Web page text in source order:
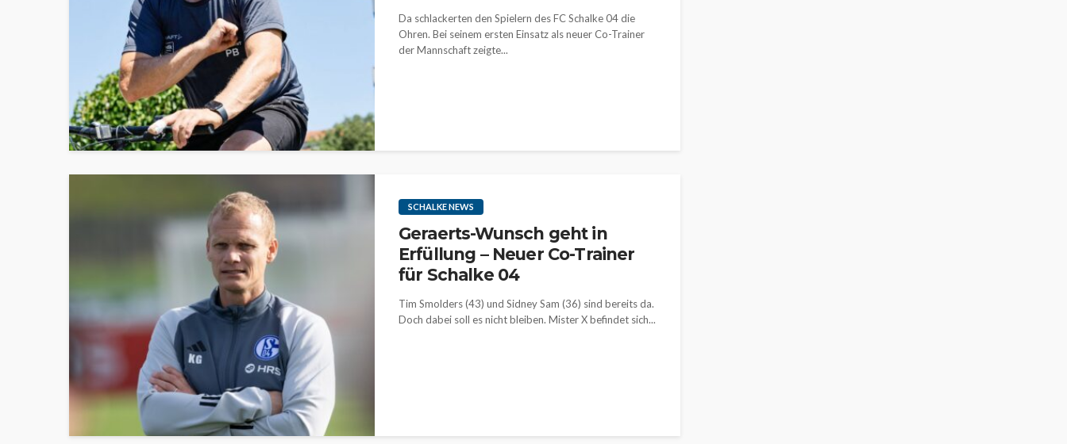
Da schlackerten den Spielern des FC Schalke 04 die
Ohren. Bei seinem ersten Einsatz als neuer Co-Trainer
der Mannschaft zeigte...
SCHALKE NEWS
Geraerts-Wunsch geht in
Erfüllung – Neuer Co-Trainer
für Schalke 04
Tim Smolders (43) und Sidney Sam (36) sind bereits da.
Doch dabei soll es nicht bleiben. Mister X befindet sich...